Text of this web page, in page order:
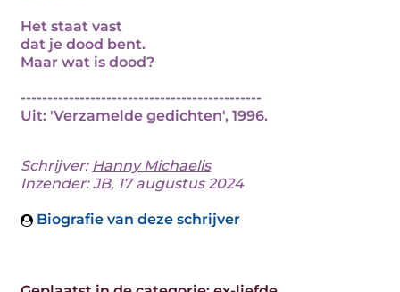
Het staat vast
dat je dood bent.
Maar wat is dood?
---------------------------------------------
Uit: 'Verzamelde gedichten', 1996.
Schrijver: Hanny Michaelis
Inzender: JB, 17 augustus 2024
Biografie van deze schrijver